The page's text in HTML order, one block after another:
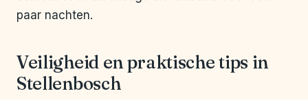
paar nachten.
Veiligheid en praktische tips in
Stellenbosch